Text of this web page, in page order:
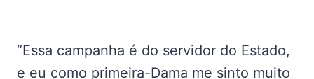
“Essa campanha é do servidor do Estado,
e eu como primeira-Dama me sinto muito